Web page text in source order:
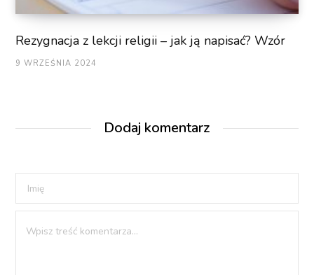
Rezygnacja z lekcji religii – jak ją napisać? Wzór
9 WRZEŚNIA 2024
Dodaj komentarz